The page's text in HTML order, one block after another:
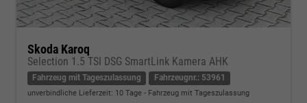
Skoda Karoq
Selection 1.5 TSI DSG SmartLink Kamera AHK
Fahrzeug mit Tageszulassung Fahrzeugnr.: 53961
unverbindliche Lieferzeit: 10 Tage Fahrzeug mit Tageszulassung